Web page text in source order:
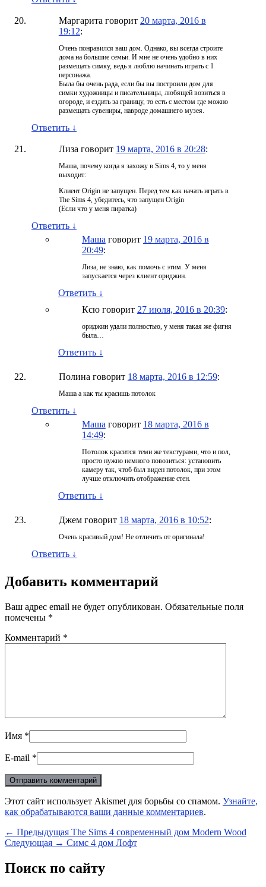
Маргарита говорит 20 марта, 2016 в
19:12:
Очень понравился ваш дом. Однако, вы всегда строите
дома на большие семьи. И мне не очень удобно в них
размещать симку, ведь я люблю начинать играть с 1
персонажа.
Была бы очень рада, если бы вы построили дом для
симки художницы и писательницы, любящей возиться в
огороде, и ездить за границу, то есть с местом где можно
размещать сувениры, навроде домашнего музея.
Ответить ↓
Лиза говорит 19 марта, 2016 в 20:28:
Маша, почему когда я захожу в Sims 4, то у меня
выходит:
Клиент Origin не запущен. Перед тем как начать играть в
The Sims 4, убедитесь, что запущен Origin
(Если что у меня пиратка)
Ответить ↓
Маша говорит 19 марта, 2016 в
20:49:
Лиза, не знаю, как помочь с этим. У меня
запускается через клиент ориджин.
Ответить ↓
Ксю говорит 27 июля, 2016 в 20:39:
ориджин удали полностью, у меня такая же фигня
была…
Ответить ↓
Полина говорит 18 марта, 2016 в 12:59:
Маша а как ты красишь потолок
Ответить ↓
Маша говорит 18 марта, 2016 в
14:49:
Потолок красится теми же текстурами, что и пол,
просто нужно немного повозиться: установить
камеру так, чтоб был виден потолок, при этом
лучше отключить отображение стен.
Ответить ↓
Джем говорит 18 марта, 2016 в 10:52:
Очень красивый дом! Не отличить от оригинала!
Ответить ↓
Добавить комментарий
Ваш адрес email не будет опубликован. Обязательные поля
помечены *
Комментарий *
Имя *
E-mail *
Этот сайт использует Akismet для борьбы со спамом. Узнайте,
как обрабатываются ваши данные комментариев.
Навигация
по
записям
← Предыдущая Предыдущая
запись:
The Sims 4 современный дом Modern Wood
Следующая → Следующая
Симс 4 дом Лофт
Область
Поиск по сайту